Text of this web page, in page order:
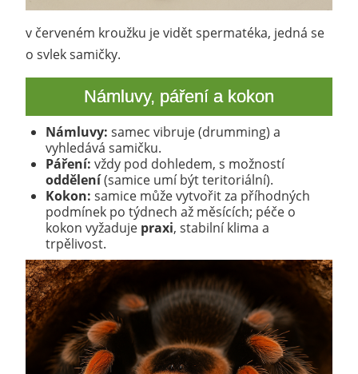
v červeném kroužku je vidět spermatéka, jedná se
o svlek samičky.
Námluvy, páření a kokon
Námluvy: samec vibruje (drumming) a
vyhledává samičku.
Páření: vždy pod dohledem, s možností
oddělení(samice umí být teritoriální).
Kokon: samice může vytvořit za příhodných
podmínek po týdnech až měsících; péče o
kokon vyžaduje praxi, stabilní klima a
trpělivost.